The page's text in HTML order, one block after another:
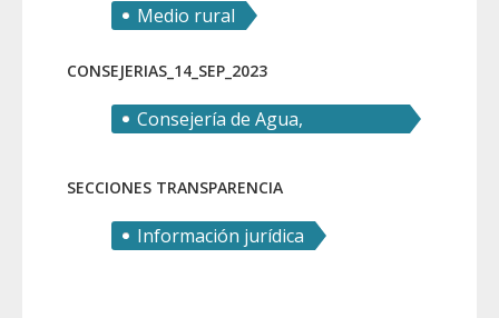
Medio rural
CONSEJERIAS_14_SEP_2023
Consejería de Agua,
SECCIONES TRANSPARENCIA
Información jurídica